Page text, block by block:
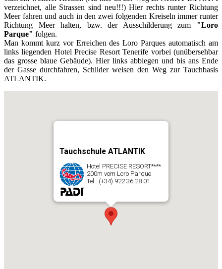
verzeichnet, alle Strassen sind neu!!!) Hier rechts runter Richtung
Meer fahren und auch in den zwei folgenden Kreiseln immer runter
Richtung Meer halten, bzw. der Ausschilderung zum "Loro
Parque" folgen.
Man kommt kurz vor Erreichen des Loro Parques automatisch am
links liegenden Hotel Precise Resort Tenerife vorbei (unübersehbar
das grosse blaue Gebäude). Hier links abbiegen und bis ans Ende
der Gasse durchfahren, Schilder weisen den Weg zur Tauchbasis
ATLANTIK.
Tauchschule ATLANTIK
Hotel PRECISE RESORT****
200m vom Loro Parque
Tel.: (+34) 922 36 28 01